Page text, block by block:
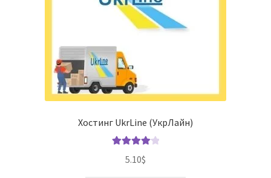
Хостинг UkrLine (УкрЛайн)
из 5
5.10$